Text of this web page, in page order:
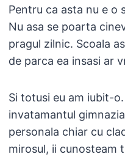
Pentru ca asta nu e o
Nu asa se poarta
pragul zilnic. Scoala
de parca ea insasi ar
Si totusi eu am iubit-
invatamantul
personala chiar cu
mirosul, ii cunosteam